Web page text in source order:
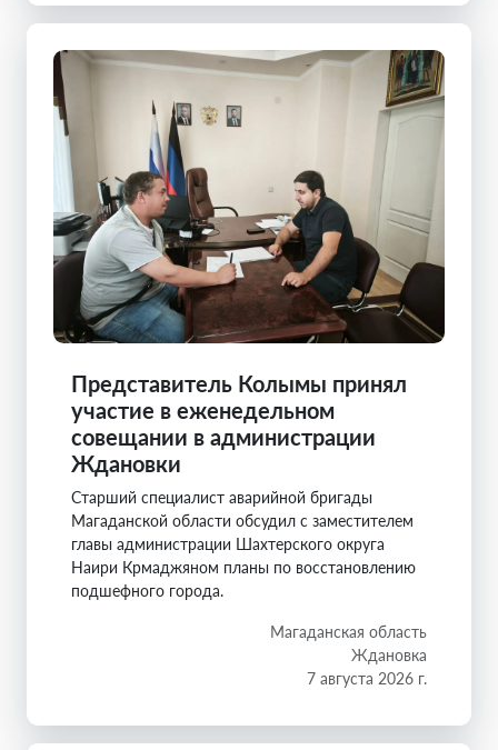
Представитель Колымы принял
участие в еженедельном
совещании в администрации
Ждановки
Старший специалист аварийной бригады
Магаданской области обсудил с заместителем
главы администрации Шахтерского округа
Наири Крмаджяном планы по восстановлению
подшефного города.
Магаданская область
Ждановка
7 августа 2026 г.